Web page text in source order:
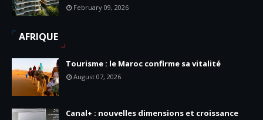
February 09, 2026
AFRIQUE
Tourisme : le Maroc confirme sa vitalité
August 07, 2026
Canal+ : nouvelles dimensions et croissance